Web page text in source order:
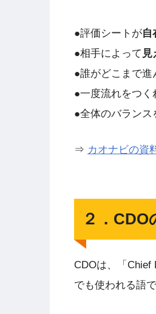
●評価シートが自
●相手によって 見
●誰がどこまで進
●一度流れをつく
●全体のバランス
⇒ カオナビの資
２．CDO
CDOは、「
でも使われる語